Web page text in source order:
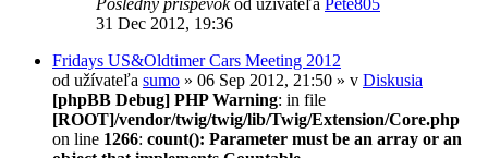
31 Dec 2012, 19:36
Fridays US&Oldtimer Cars Meeting 2012
od užívateľa sumo » 06 Sep 2012, 21:50 » v Diskusia
[phpBB Debug] PHP Warning: in file
[ROOT]/vendor/twig/twig/lib/Twig/Extension/Core.php
on line 1266: count(): Parameter must be an array or an